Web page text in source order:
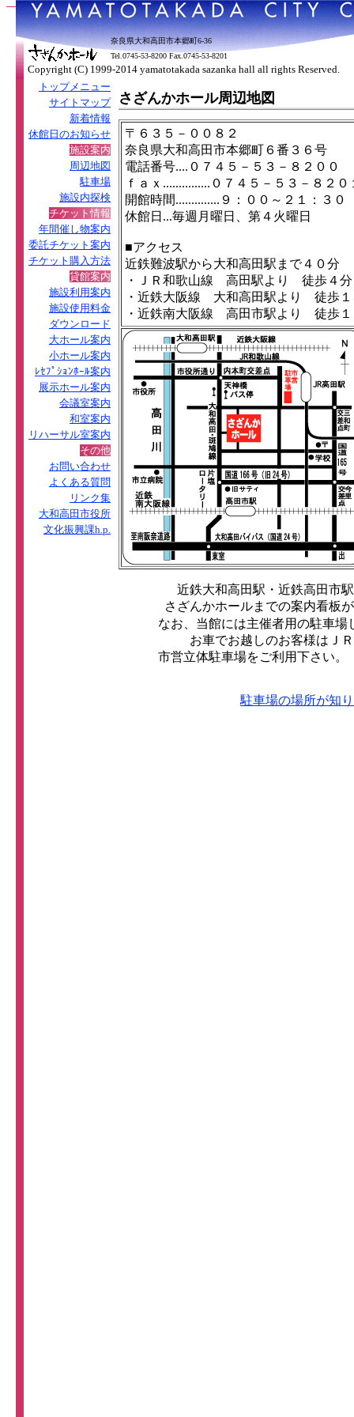
トップメニュー
サイトマップ
新着情報
休館日のお知らせ
施設案内
周辺地図
駐車場
施設内探検
チケット情報
年間催し物案内
委託チケット案内
チケット購入方法
貸館案内
施設利用案内
施設使用料金
ダウンロード
大ホール案内
小ホール案内
ﾚｾﾌﾟｼｮﾝﾎｰﾙ案内
展示ホール案内
会議室案内
和室案内
リハーサル室案内
その他
お問い合わせ
よくある質問
リンク集
大和高田市役所
文化振興課h.p.
奈良県大和高田市本郷町6-36
Tel.0745-53-8200 Fax.0745-53-8201
Copyright (C) 1999-2014 yamatotakada sazanka hall all rights Reserved.
さざんかホール周辺地図
〒６３５－００８２
奈良県大和高田市本郷町６番３６号
電話番号....０７４５－５３－８２００
ｆａｘ...............０７４５－５３－８２０
開館時間..............９：００～２１：３０
休館日...毎週月曜日、第４火曜日
■アクセス
近鉄難波駅から大和高田駅まで４０分
・ＪＲ和歌山線 高田駅より 徒歩４分
・近鉄大阪線 大和高田駅より 徒歩１
・近鉄南大阪線 高田市駅より 徒歩１
近鉄大和高田駅・近鉄高田市
さざんかホールまでの案内看板
なお、当館には主催者用の駐車場
お車でお越しのお客様はＪ
市営立体駐車場をご利用下さい。
駐車場の場所が知